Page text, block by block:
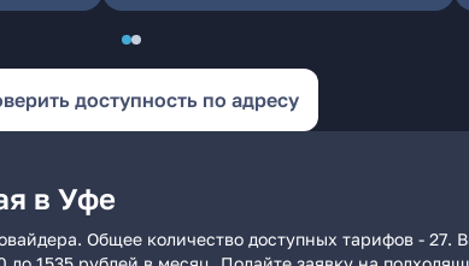
доступность по адресу
в Уфе
Общее количество доступных тарифов - 27.